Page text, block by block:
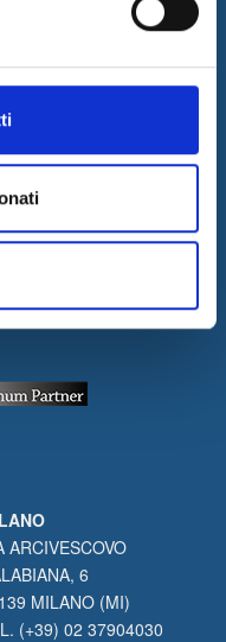
ARCIVESCOVO
6
MILANO (MI)
(+39) 02 37904030